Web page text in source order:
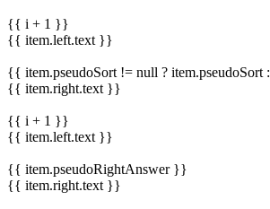
{{ i + 1 }}
{{ item.left.text }}
{{ item.pseudoSort != null ?
{{ item.right.text }}
{{ i + 1 }}
{{ item.left.text }}
{{ item.pseudoRightAnswer }}
{{ item.right.text }}